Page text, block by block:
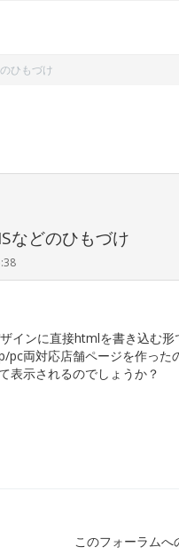
ひもづけ
などのひもづけ
インに直接htmlを書き込む
pc両対応店舗ページを作っ
表示されるのでしょうか？
このフォーラムへ